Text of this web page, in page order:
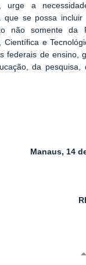
urge a
que se possa incluir
não somente da
Científica e
federais de ensino,
da
Manaus, 14